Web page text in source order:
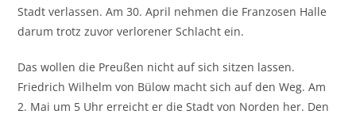
Stadt verlassen. Am 30. April nehmen die Franzosen Halle
darum trotz zuvor verlorener Schlacht ein.
Das wollen die Preußen nicht auf sich sitzen lassen.
Friedrich Wilhelm von Bülow macht sich auf den Weg. Am
2. Mai um 5 Uhr erreicht er die Stadt von Norden her. Den